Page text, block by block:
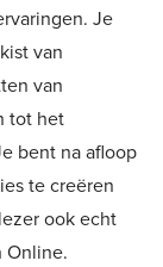
Je
van
van
tot het
bent na afloop
te creëren
ook echt
Online.